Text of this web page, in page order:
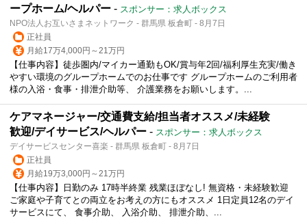
ープホーム/ヘルパー - スポンサー：求人ボックス
NPO法人お互いさまネットワーク - 群馬県 板倉町 - 8月7日
正社員
月給17万4,000円～21万円
【仕事内容】徒歩圏内/マイカー通勤もOK/賞与年2回/福利厚生充実/働き
やすい環境のグループホームでのお仕事です グループホームのご利用者
様の入浴・食事・排泄介助等、 介護業務をお願いします。...
ケアマネージャー/交通費支給/担当者オススメ/未経験
歓迎/デイサービス/ヘルパー - スポンサー：求人ボックス
デイサービスセンター喜楽 - 群馬県 板倉町 - 8月7日
正社員
月給19万3,000円～21万円
【仕事内容】日勤のみ 17時半終業 残業ほぼなし! 無資格・未経験歓迎
ご家庭や子育てとの両立をお考えの方にもオススメ 1日定員12名のデイ
サービスにて、 食事介助、 入浴介助、 排泄介助、...